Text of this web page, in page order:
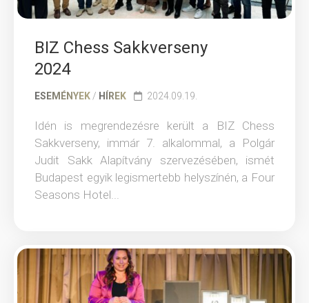
BIZ Chess Sakkverseny
2024
ESEMÉNYEK / HÍREK 2024.09.19.
Idén is megrendezésre került a BIZ Chess
Sakkverseny, immár 7. alkalommal, a Polgár
Judit Sakk Alapítvány szervezésében, ismét
Budapest egyik legismertebb helyszínén, a Four
Seasons Hotel...